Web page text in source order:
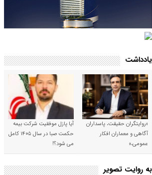
یادداشت
«روایتگران حقیقت، پاسداران
آگاهی و معماران افکار
عمومی،»
آیا پازل موفقیت شرکت بیمه
حکمت صبا در سال ۱۴۰۵ کامل
می شود؟!
به روایت تصویر